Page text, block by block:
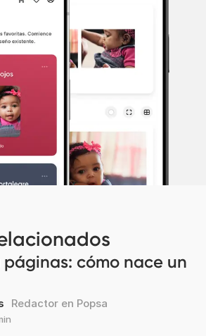
páginas: cómo nace un
Redactor en Popsa